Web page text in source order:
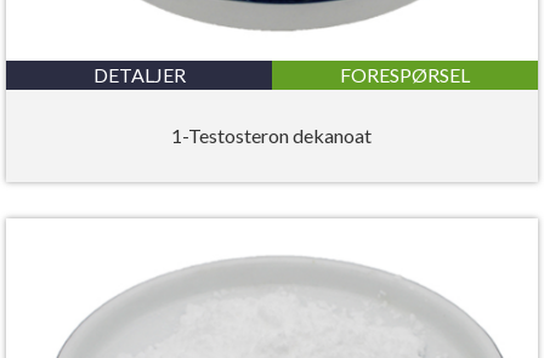
DETALJER FORESPØRSEL
1-Testosteron dekanoat